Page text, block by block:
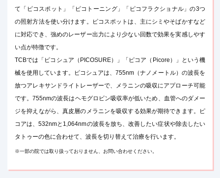
て「ピコスポット」「ピコトーニング」「ピコフラクショナル」の3つ
の照射方法を使い分けます。ピコスポットは、主にシミやそばかすなど
に対応でき、強めのレーザー出力により少ない回数で効果を実感しやす
い点が特徴です。
TCBでは「ピコシュア（PICOSURE）」「ピコア（Picore）」という機
械を使用しています。ピコシュアは、755nm（ナノメートル）の波長を
放つアレキサンドライトレーザーで、メラニンの吸収にアプローチ可能
です。755nmの波長はヘモグロビン吸収率が低いため、血管へのダメー
ジを抑えながら、真皮層のメラニンを吸収する効果が期待できます。ピ
コアは、532nmと1,064nmの波長を放ち、改善したい症状や除去したい
タトゥーの色に合わせて、波長を切り替えて治療を行います。
※一部の院では取り扱っておりません、お問い合わせください。